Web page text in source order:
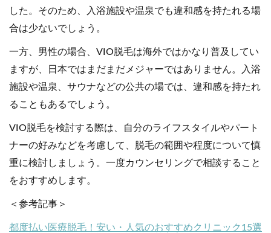
した。そのため、入浴施設や温泉でも違和感を持たれる場
合は少ないでしょう。
一方、男性の場合、VIO脱毛は海外ではかなり普及してい
ますが、日本ではまだまだメジャーではありません。入浴
施設や温泉、サウナなどの公共の場では、違和感を持たれ
ることもあるでしょう。
VIO脱毛を検討する際は、自分のライフスタイルやパート
ナーの好みなどを考慮して、脱毛の範囲や程度について慎
重に検討しましょう。一度カウンセリングで相談すること
をおすすめします。
＜参考記事＞
都度払い医療脱毛！安い・人気のおすすめクリニック15選